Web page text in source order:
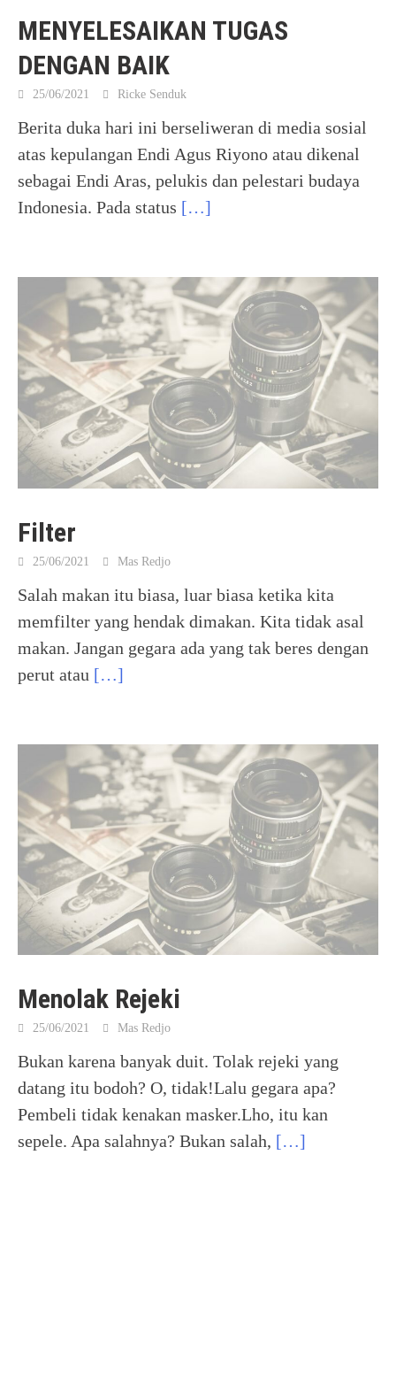
MENYELESAIKAN TUGAS
DENGAN BAIK
25/06/2021 Ricke Senduk
Berita duka hari ini berseliweran di media sosial
atas kepulangan Endi Agus Riyono atau dikenal
sebagai Endi Aras, pelukis dan pelestari budaya
Indonesia. Pada status […]
Filter
25/06/2021 Mas Redjo
Salah makan itu biasa, luar biasa ketika kita
memfilter yang hendak dimakan. Kita tidak asal
makan. Jangan gegara ada yang tak beres dengan
perut atau […]
Menolak Rejeki
25/06/2021 Mas Redjo
Bukan karena banyak duit. Tolak rejeki yang
datang itu bodoh? O, tidak!Lalu gegara apa?
Pembeli tidak kenakan masker.Lho, itu kan
sepele. Apa salahnya? Bukan salah, […]